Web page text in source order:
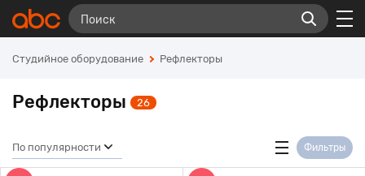
Студийное оборудование Рефлекторы
Рефлекторы 26
По популярности Фильтры